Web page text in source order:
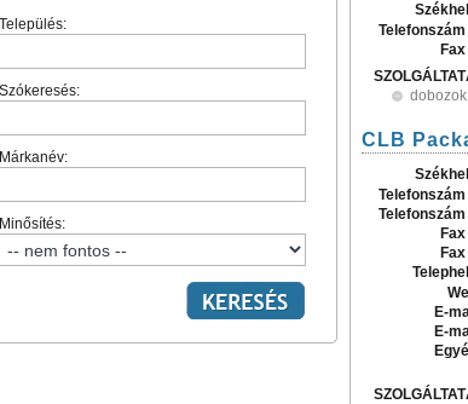
Település:
Szókeresés:
Márkanév:
Minősítés:
Telefonszám
dobozok
CLB
Telefonszám
Telefonszám
E-
E-